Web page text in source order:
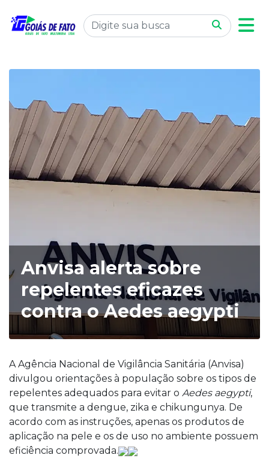
Anvisa alerta sobre
repelentes eficazes
contra o Aedes aegypti
A Agência Nacional de Vigilância Sanitária (Anvisa)
divulgou orientações à população sobre os tipos de
repelentes adequados para evitar o Aedes aegypti,
que transmite a dengue, zika e chikungunya. De
acordo com as instruções, apenas os produtos de
aplicação na pele e os de uso no ambiente possuem
eficiência comprovada.